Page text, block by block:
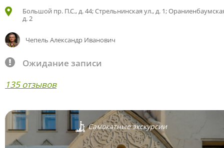
Большой пр. П.С., д. 44; Стрельнинская ул., д. 1;
д. 2
Чепель Александр Иванович
Ожидание записи
135 отзывов
Самокатные экскурсии